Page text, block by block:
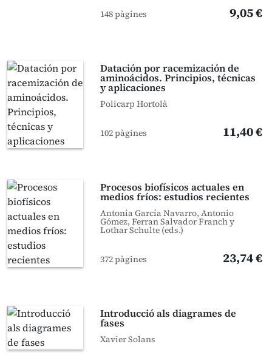
148 pàgines 9,05 €
Datación por racemización de
aminoácidos. Principios, técnicas
y aplicaciones
Policarp Hortolà
102 pàgines 11,40 €
Procesos biofísicos actuales en
medios fríos: estudios recientes
Antonia García Navarro, Antonio
Gómez, Ferran Salvador Franch y
Lothar Schulte (eds.)
372 pàgines 23,74 €
Introducció als diagrames de
fases
Xavier Solans